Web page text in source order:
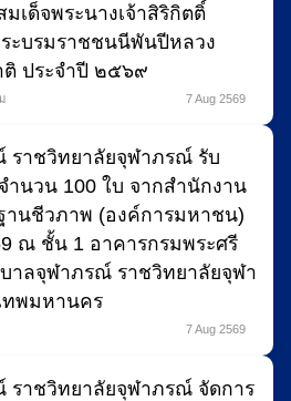
เด็จพระนางเจ้าสิริกิตติ์
ะบรมราชชนนีพันปีหลวง
ประจำปี ๒๕๖๙
7 Aug 2569
ราชวิทยาลัยจุฬาภรณ์ รับ
ำนวน 100 ใบ จากสำนักงาน
านชีวภาพ (องค์การมหาชน)
ณ ชั้น 1 อาคารกรมพระศรี
าลจุฬาภรณ์ ราชวิทยาลัยจุฬา
ทพมหานคร
7 Aug 2569
ราชวิทยาลัยจุฬาภรณ์ จัดการ